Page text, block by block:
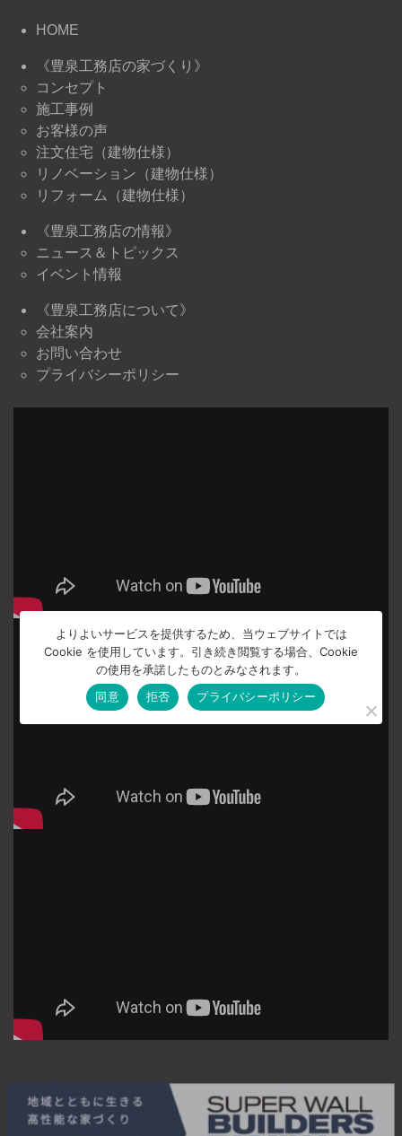
HOME
《豊泉工務店の家づくり》
コンセプト
施工事例
お客様の声
注文住宅（建物仕様）
リノベーション（建物仕様）
リフォーム（建物仕様）
《豊泉工務店の情報》
ニュース＆トピックス
イベント情報
《豊泉工務店について》
会社案内
お問い合わせ
プライバシーポリシー
よりよいサービスを提供するため、当ウェブサイトでは
Cookie を使用しています。引き続き閲覧する場合、Cookie
の使用を承諾したものとみなされます。
同意
拒否 プライバシーポリシー